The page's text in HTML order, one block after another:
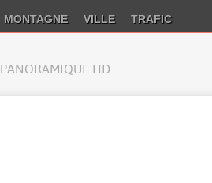
MONTAGNE VILLE TRAFIC
PANORAMIQUE HD